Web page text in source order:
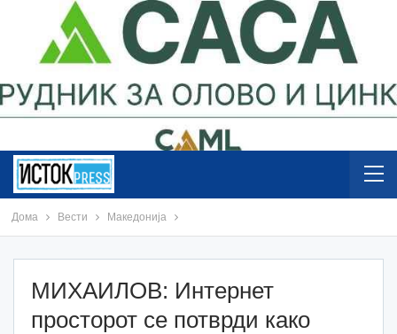
Дома Вести Македонија
МИХАИЛОВ: Интернет
просторот се потврди како